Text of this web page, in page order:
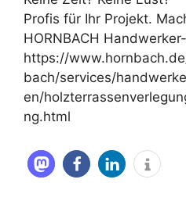
Profis für Ihr Projekt.
HORNBACH
https://
bach/services/
en/
ng.html